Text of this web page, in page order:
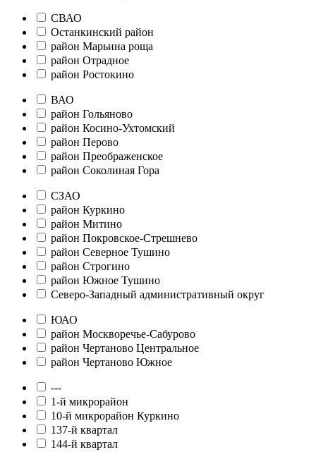
СВАО
Останкинский район
район Марьина роща
район Отрадное
район Ростокино
ВАО
район Гольяново
район Косино-Ухтомский
район Перово
район Преображенское
район Соколиная Гора
СЗАО
район Куркино
район Митино
район Покровское-Стрешнево
район Северное Тушино
район Строгино
район Южное Тушино
Северо-Западный административный округ
ЮАО
район Москворечье-Сабурово
район Чертаново Центральное
район Чертаново Южное
---
1-й микрорайон
10-й микрорайон Куркино
137-й квартал
144-й квартал